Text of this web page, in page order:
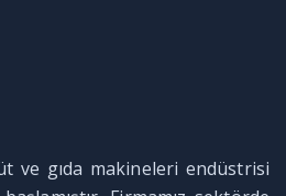
ve gıda makineleri endüstrisi